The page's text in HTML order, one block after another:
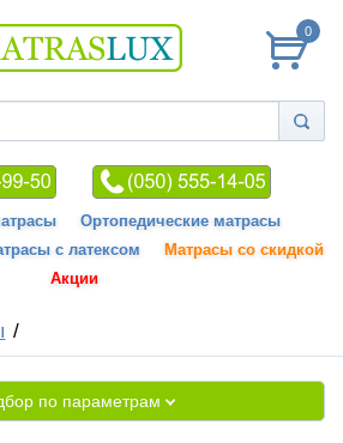
0
Ортопедические матрасы
с латексом
Матрасы со скидкой
Акции
по параметрам